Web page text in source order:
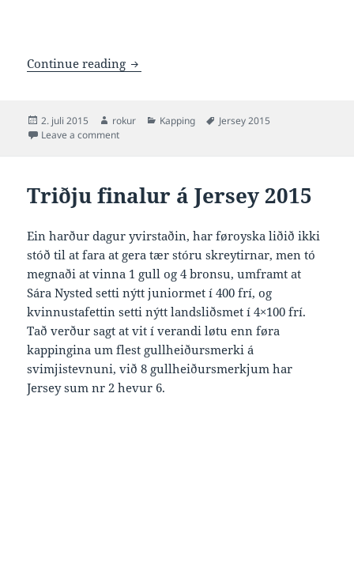
Continue reading Fjórðu riðlar á Jersey 2015
Posted
on
2. juli 2015 Author
rokur Categories
Kapping Tags
Jersey 2015
Leave a commenton Fjórðu riðlar á Jersey 2015
Triðju finalur á Jersey 2015
Ein harður dagur yvirstaðin, har føroyska liðið ikki
stóð til at fara at gera tær stóru skreytirnar, men tó
megnaði at vinna 1 gull og 4 bronsu, umframt at
Sára Nysted setti nýtt juniormet í 400 frí, og
kvinnustafettin setti nýtt landsliðsmet í 4×100 frí.
Tað verður sagt at vit í verandi løtu enn føra
kappingina um flest gullheiðursmerki á
svimjistevnuni, við 8 gullheiðursmerkjum har
Jersey sum nr 2 hevur 6.